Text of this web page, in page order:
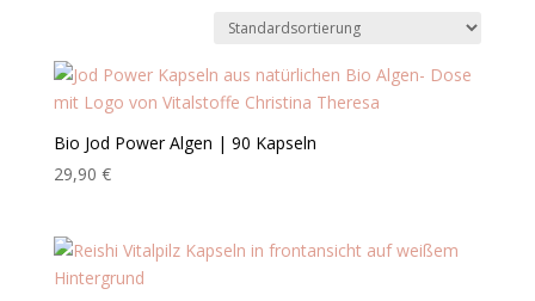
Bio Jod Power Algen | 90 Kapseln
29,90 €